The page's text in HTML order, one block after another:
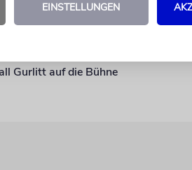
Gurlitt auf die Bühne
EINSTELLUNGEN